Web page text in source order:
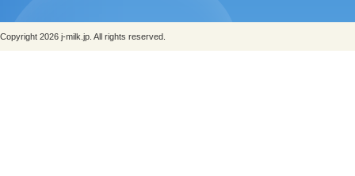
Copyright 2026 j-milk.jp. All rights reserved.